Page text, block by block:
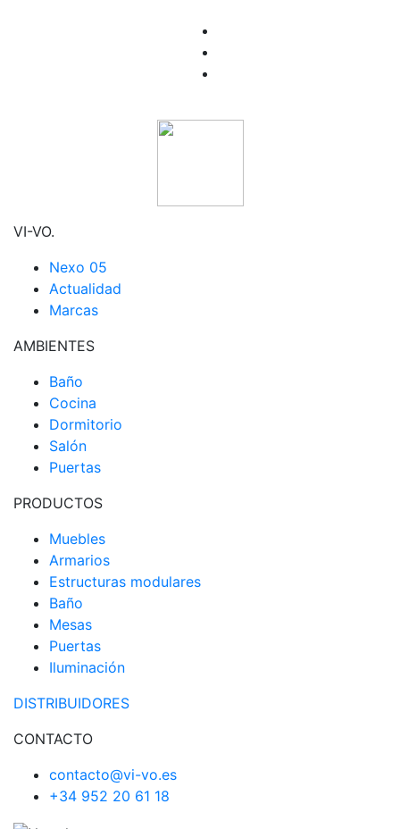
VI-VO.
Nexo 05
Actualidad
Marcas
AMBIENTES
Baño
Cocina
Dormitorio
Salón
Puertas
PRODUCTOS
Muebles
Armarios
Estructuras modulares
Baño
Mesas
Puertas
Iluminación
DISTRIBUIDORES
CONTACTO
contacto@vi-vo.es
+34 952 20 61 18